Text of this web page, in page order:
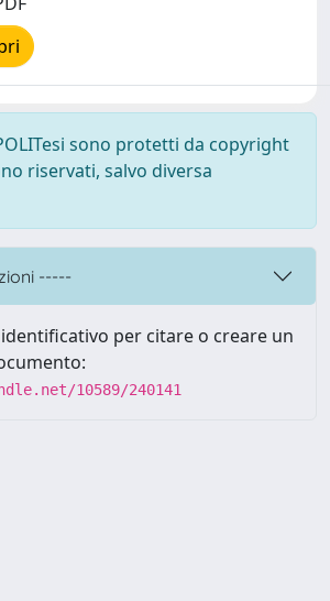
sono protetti da copyright
riservati, salvo diversa
-----
per citare o creare un
10589/240141